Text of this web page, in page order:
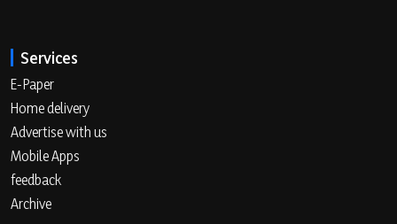
Services
E-Paper
Home delivery
Advertise with us
Mobile Apps
feedback
Archive